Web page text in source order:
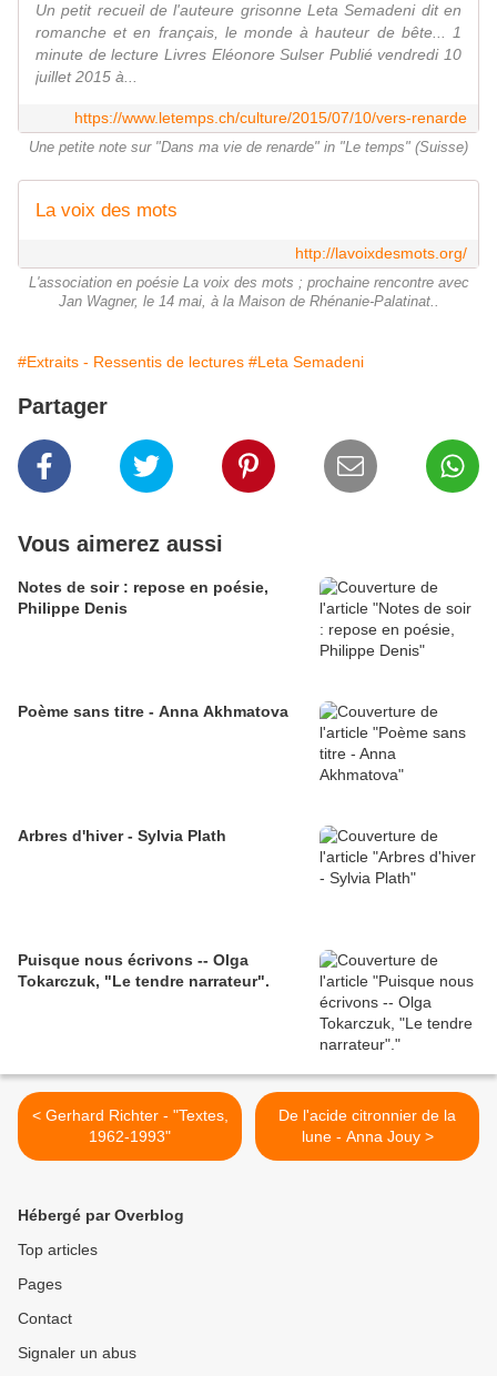
Un petit recueil de l'auteure grisonne Leta Semadeni dit en
romanche et en français, le monde à hauteur de bête... 1
minute de lecture Livres Eléonore Sulser Publié vendredi 10
juillet 2015 à...
https://www.letemps.ch/culture/2015/07/10/vers-renarde
Une petite note sur "Dans ma vie de renarde" in "Le temps" (Suisse)
La voix des mots
http://lavoixdesmots.org/
L'association en poésie La voix des mots ; prochaine rencontre avec
Jan Wagner, le 14 mai, à la Maison de Rhénanie-Palatinat..
#Extraits - Ressentis de lectures #Leta Semadeni
Partager
Vous aimerez aussi
Notes de soir : repose en poésie,
Philippe Denis
Poème sans titre - Anna Akhmatova
Arbres d'hiver - Sylvia Plath
Puisque nous écrivons -- Olga
Tokarczuk, "Le tendre narrateur".
< Gerhard Richter - "Textes,
1962-1993"
De l'acide citronnier de la
lune - Anna Jouy >
Hébergé par Overblog
Top articles
Pages
Contact
Signaler un abus